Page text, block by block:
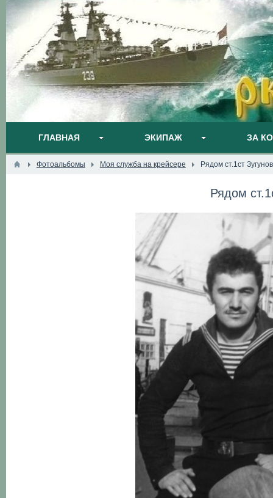
ГЛАВНАЯ ЭКИПАЖ ЗА
Фотоальбомы Моя служба на крейсере Рядом ст.1ст
Рядом